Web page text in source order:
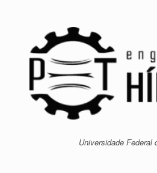
Universidade Federal